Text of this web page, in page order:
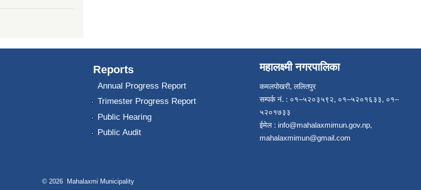
Reports
Annual Progress Report
Trimester Progress Report
Public Hearing
Public Audit
महालक्ष्मी नगरपालिका
कमलपोखरी, ललितपुर
सम्पर्क नं. : ०१–५२०३५९२, ०१–५२०१६३३, ०१–
५२०१७३३
ईमेल : info@mahalaxmimun.gov.np,
mahalaxmimun@gmail.com
© 2026 Mahalaxmi Municipality